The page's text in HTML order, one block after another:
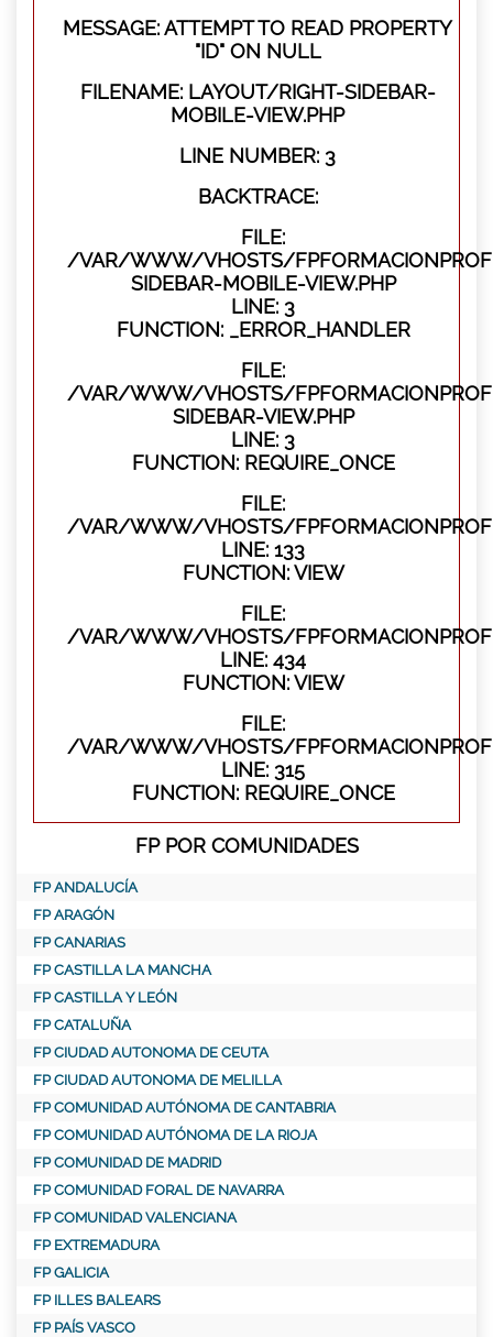
MESSAGE: ATTEMPT TO READ PROPERTY
"ID" ON NULL
FILENAME: LAYOUT/RIGHT-SIDEBAR-
MOBILE-VIEW.PHP
LINE NUMBER: 3
BACKTRACE:
FILE:
/VAR/WWW/VHOSTS/
SIDEBAR-MOBILE-VIEW.PHP
LINE: 3
FUNCTION: _ERROR_HANDLER
FILE:
/VAR/WWW/VHOSTS/
SIDEBAR-VIEW.PHP
LINE: 3
FUNCTION: REQUIRE_ONCE
FILE:
/VAR/WWW/VHOSTS/
LINE: 133
FUNCTION: VIEW
FILE:
/VAR/WWW/VHOSTS/
LINE: 434
FUNCTION: VIEW
FILE:
/VAR/WWW/VHOSTS/
LINE: 315
FUNCTION: REQUIRE_ONCE
FP POR COMUNIDADES
FP ANDALUCÍA
FP ARAGÓN
FP CANARIAS
FP CASTILLA LA MANCHA
FP CASTILLA Y LEÓN
FP CATALUÑA
FP CIUDAD AUTONOMA DE CEUTA
FP CIUDAD AUTONOMA DE MELILLA
FP COMUNIDAD AUTÓNOMA DE CANTABRIA
FP COMUNIDAD AUTÓNOMA DE LA RIOJA
FP COMUNIDAD DE MADRID
FP COMUNIDAD FORAL DE NAVARRA
FP COMUNIDAD VALENCIANA
FP EXTREMADURA
FP GALICIA
FP ILLES BALEARS
FP PAÍS VASCO